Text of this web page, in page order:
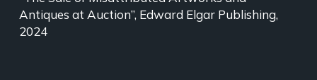
Antiques at Auction”, Edward Elgar Publishing,
2024